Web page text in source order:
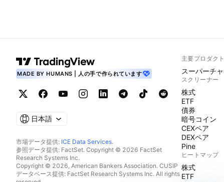
MADE BY HUMANS | 人の手で作られています
日本語
市場データ提供: ICE Data Services.
参照データ提供: FactSet. Copyright © 2026 FactSet
Research Systems Inc.
Copyright © 2026, American Bankers Association. CUSIP
データベース提供: FactSet Research Systems Inc. All rights
主要プロダクト
スーパーチ
スクリーナー
株式
ETF
債券
暗号コイン
CEXペア
DEXペア
Pine
ヒートマップ
株式
ETF